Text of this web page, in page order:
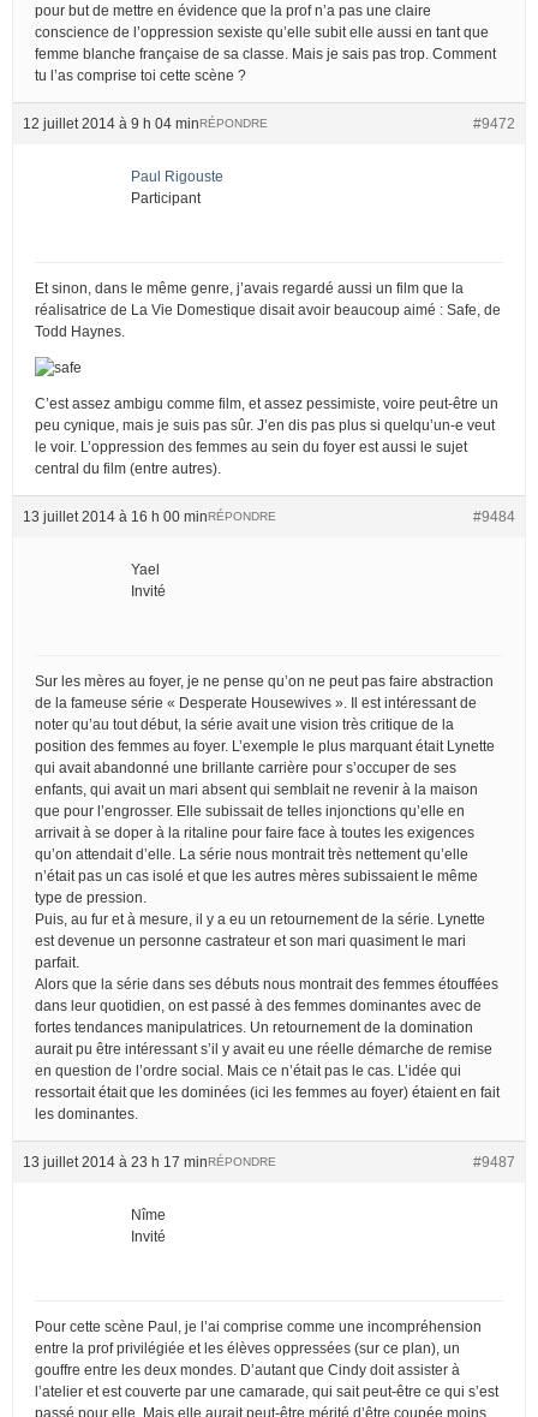
pour but de mettre en évidence que la prof n’a pas une claire
conscience de l’oppression sexiste qu’elle subit elle aussi en tant que
femme blanche française de sa classe. Mais je sais pas trop. Comment
tu l’as comprise toi cette scène ?
12 juillet 2014 à 9 h 04 min #9472
RÉPONDRE
Paul Rigouste
Participant
Et sinon, dans le même genre, j’avais regardé aussi un film que la
réalisatrice de La Vie Domestique disait avoir beaucoup aimé : Safe, de
Todd Haynes.
C’est assez ambigu comme film, et assez pessimiste, voire peut-être un
peu cynique, mais je suis pas sûr. J’en dis pas plus si quelqu’un-e veut
le voir. L’oppression des femmes au sein du foyer est aussi le sujet
central du film (entre autres).
13 juillet 2014 à 16 h 00 min #9484
RÉPONDRE
Yael
Invité
Sur les mères au foyer, je ne pense qu’on ne peut pas faire abstraction
de la fameuse série « Desperate Housewives ». Il est intéressant de
noter qu’au tout début, la série avait une vision très critique de la
position des femmes au foyer. L’exemple le plus marquant était Lynette
qui avait abandonné une brillante carrière pour s’occuper de ses
enfants, qui avait un mari absent qui semblait ne revenir à la maison
que pour l’engrosser. Elle subissait de telles injonctions qu’elle en
arrivait à se doper à la ritaline pour faire face à toutes les exigences
qu’on attendait d’elle. La série nous montrait très nettement qu’elle
n’était pas un cas isolé et que les autres mères subissaient le même
type de pression.
Puis, au fur et à mesure, il y a eu un retournement de la série. Lynette
est devenue un personne castrateur et son mari quasiment le mari
parfait.
Alors que la série dans ses débuts nous montrait des femmes étouffées
dans leur quotidien, on est passé à des femmes dominantes avec de
fortes tendances manipulatrices. Un retournement de la domination
aurait pu être intéressant s’il y avait eu une réelle démarche de remise
en question de l’ordre social. Mais ce n’était pas le cas. L’idée qui
ressortait était que les dominées (ici les femmes au foyer) étaient en fait
les dominantes.
13 juillet 2014 à 23 h 17 min #9487
RÉPONDRE
Nîme
Invité
Pour cette scène Paul, je l’ai comprise comme une incompréhension
entre la prof privilégiée et les élèves oppressées (sur ce plan), un
gouffre entre les deux mondes. D’autant que Cindy doit assister à
l’atelier et est couverte par une camarade, qui sait peut-être ce qui s’est
passé pour elle. Mais elle aurait peut-être mérité d’être coupée moins